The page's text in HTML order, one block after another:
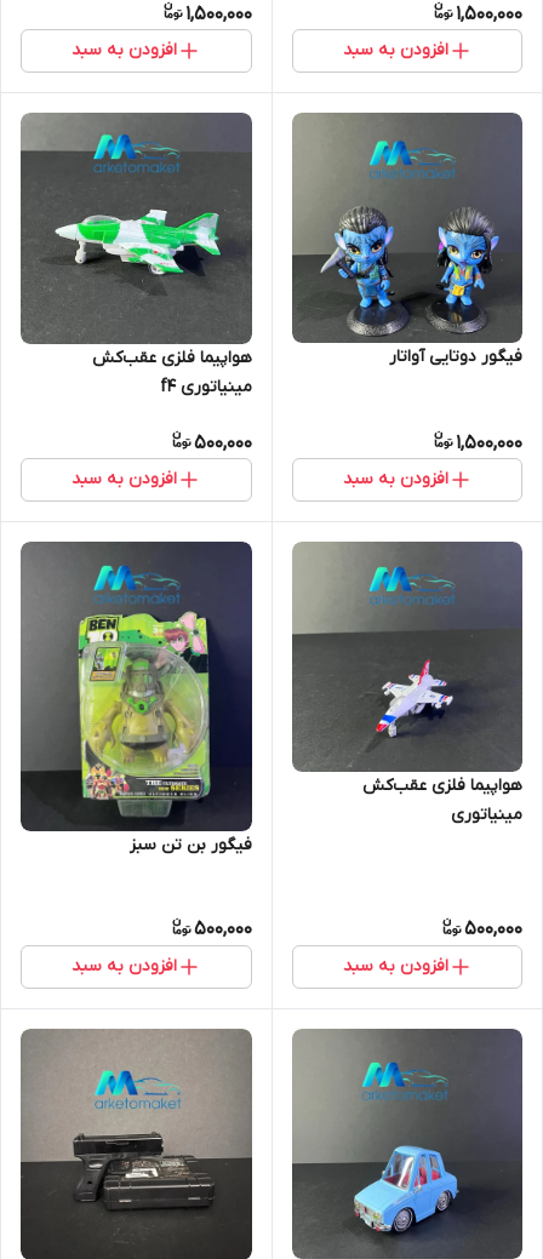
1,500,000
افزودن به سبد
1,500,000
افزودن به سبد
فیگور دوتایی آواتار
1,500,000
افزودن به سبد
هواپیما فلزی عقب‌کش
مینیاتوری f4
500,000
افزودن به سبد
هواپیما فلزی عقب‌کش
مینیاتوری
500,000
افزودن به سبد
فیگور بن تن سبز
500,000
افزودن به سبد